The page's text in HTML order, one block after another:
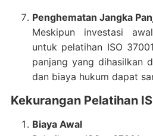
Penghematan Jangka
Meskipun investasi
untuk pelatihan ISO
panjang yang dihasilkan
dan biaya hukum dapat
Kekurangan Pelatihan
Biaya Awal